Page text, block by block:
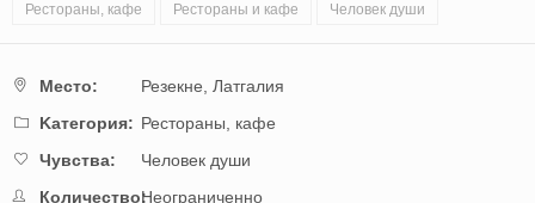
Рестораны, кафе Рестораны и кафе Человек души
Mестo: Резекне, Латгалия
Kатегория: Рестораны, кафе
Чувства:
Человек души
Количество:Неограниченно